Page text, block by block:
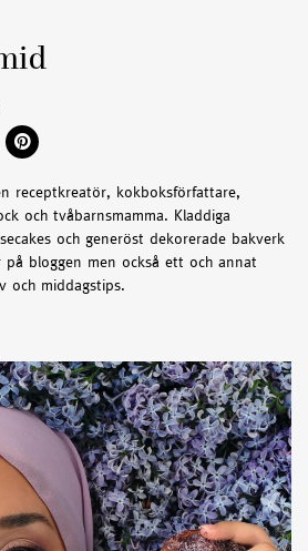
receptkreatör, kokboksförfattare,
och tvåbarnsmamma. Kladdiga
och generöst dekorerade bakverk
bloggen men också ett och annat
och middagstips.